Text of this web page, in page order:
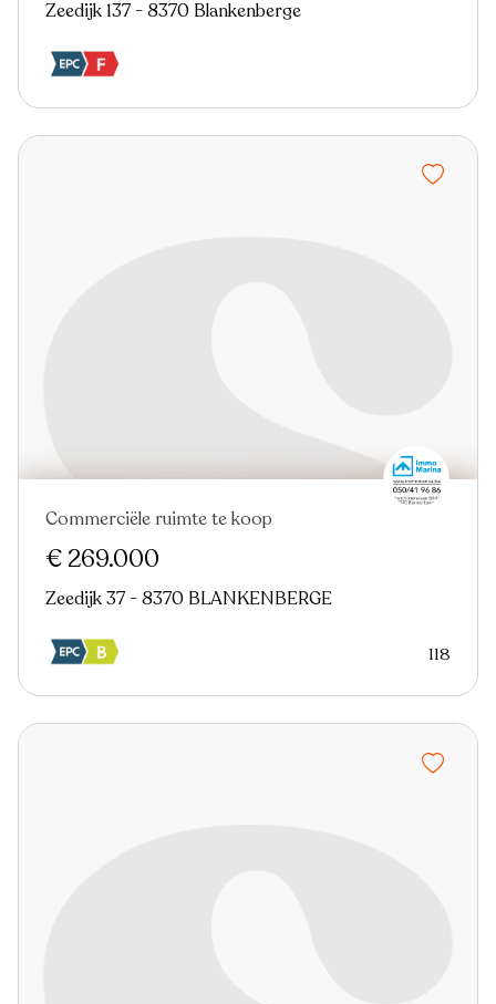
Zeedijk 137 - 8370 Blankenberge
Commerciële ruimte te koop
€ 269.000
Zeedijk 37 - 8370 BLANKENBERGE
118